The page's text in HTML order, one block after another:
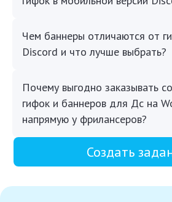
Чем баннеры отличаются от
Discord и что лучше выбрать?
Почему выгодно заказывать
гифок и баннеров для Дс на
напрямую у фрилансеров?
Создать